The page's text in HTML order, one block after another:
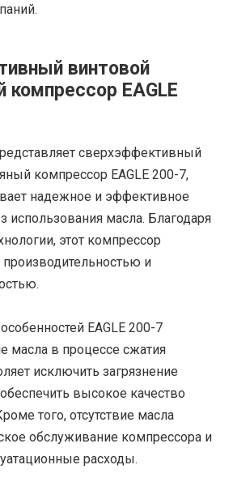
винтовой
EAGLE
сверхэффективный
компрессор EAGLE 200-7,
надежное и эффективное
использования масла. Благодаря
этот компрессор
и
EAGLE 200-7
масла в процессе сжатия
исключить загрязнение
высокое качество
того, отсутствие масла
обслуживание компрессора и
расходы.